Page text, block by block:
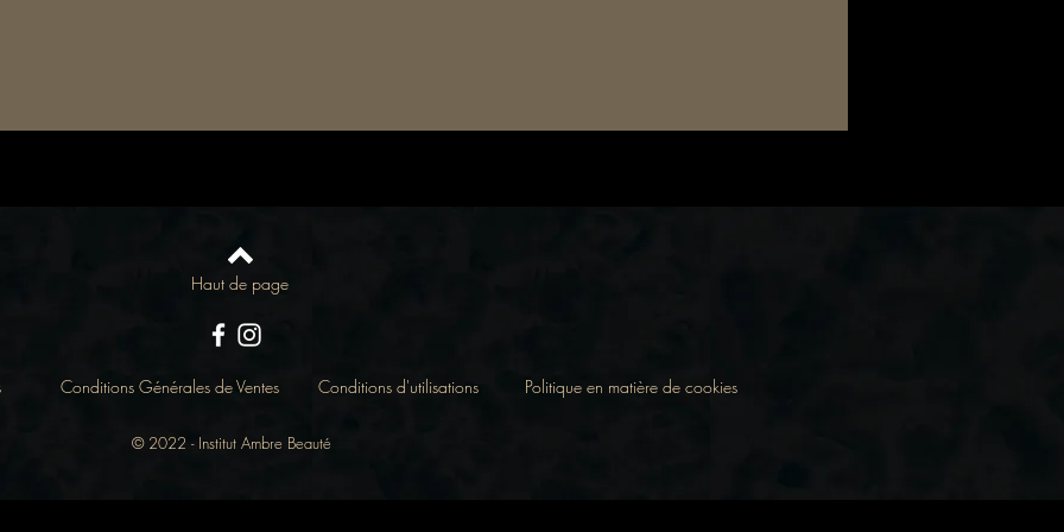
Haut de page
Conditions Générales de Ventes Conditions d'utilisations Politique en matière de cookies
© 2022 - Institut Ambre Beauté